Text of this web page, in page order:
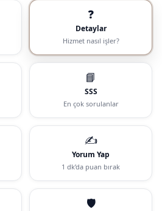
❓
Detaylar
Hizmet nasıl işler?
📘
SSS
En çok sorulanlar
✍️
Yorum Yap
1 dk’da puan bırak
🛡️